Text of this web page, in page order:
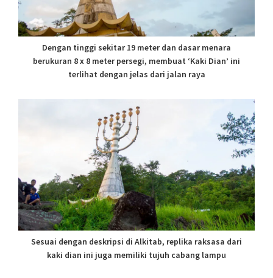
Dengan tinggi sekitar 19 meter dan dasar menara
berukuran 8 x 8 meter persegi, membuat ‘Kaki Dian’ ini
terlihat dengan jelas dari jalan raya
Sesuai dengan deskripsi di Alkitab, replika raksasa dari
kaki dian ini juga memiliki tujuh cabang lampu